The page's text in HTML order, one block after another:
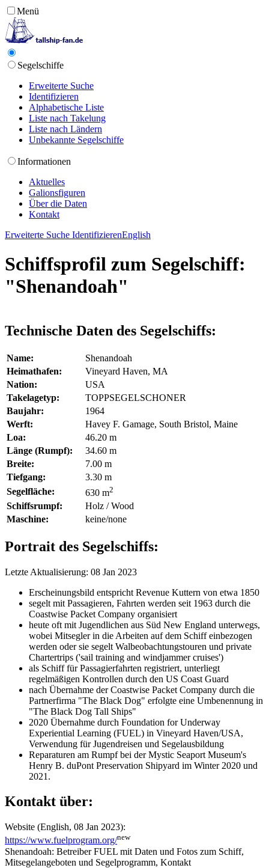
Menü
Segelschiffe
Erweiterte Suche
Identifizieren
Alphabetische Liste
Liste nach Takelung
Liste nach Ländern
Unbekannte Segelschiffe
Informationen
Aktuelles
Galionsfiguren
Über die Daten
Kontakt
Erweiterte Suche IdentifizierenEnglish
Schiffsprofil zum Segelschiff:
"Shenandoah"
Technische Daten des Segelschiffs:
Name:
Shenandoah
Heimathafen:
Vineyard Haven, MA
Nation:
USA
Takelagetyp:
TOPPSEGELSCHONER
Baujahr:
1964
Werft:
Havey F. Gamage, South Bristol, Maine
Loa:
46.20 m
Länge (Rumpf):
34.60 m
Breite:
7.00 m
Tiefgang:
3.30 m
Segelfläche:
630 m2
Schiffsrumpf:
Holz / Wood
Maschine:
keine/none
Portrait des Segelschiffs:
Letzte Aktualisierung: 08 Jan 2023
Erscheinungsbild entspricht Revenue Kuttern von etwa 1850
segelt mit Passagieren, Fahrten werden seit 1963 durch die
Coastwise Packet Company organisiert
heute oft mit Jugendlichen aus Süd New England unterwegs,
wobei Mitsegler in die Arbeiten auf dem Schiff einbezogen
werden oder sie segelt Walbeobachtungstouren und private
Chartertrips ('sail training and windjammer cruises')
als Schiff für Passagierfahrten registriert, unterliegt
regelmäßigen Kontrollen durch den US Coast Guard
nach Übernahme der Coastwise Packet Company durch die
Partnerfirma "The Black Dog" erfolgte eine Umbenennung in
"The Black Dog Tall Ships"
2020 Übernahme durch Foundation for Underway
Experiential Learning (FUEL) in Vineyard Haven/USA,
Verwendung für Jugendreisen und Segelausbildung
Reparaturen am Rumpf bei der Mystic Seaport Museum's
Henry B. duPont Preservation Shipyard im Winter 2020 und
2021.
Kontakt über:
Website (English, 08 Jan 2023):
https://www.fuelprogram.org/new
Shenandoah: Betreiber FUEL mit Daten und Fotos zum Schiff,
Mitsegelangeboten und Segelprogramm, Kontakt